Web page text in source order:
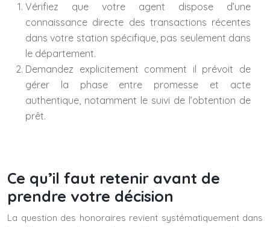
Vérifiez que votre agent dispose d’une
connaissance directe des transactions récentes
dans votre station spécifique, pas seulement dans
le département.
Demandez explicitement comment il prévoit de
gérer la phase entre promesse et acte
authentique, notamment le suivi de l’obtention de
prêt.
Ce qu’il faut retenir avant de
prendre votre décision
La question des honoraires revient systématiquement dans